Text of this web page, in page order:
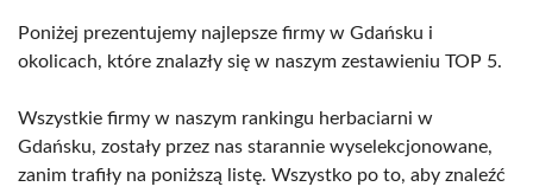
Poniżej prezentujemy najlepsze firmy w Gdańsku i
okolicach, które znalazły się w naszym zestawieniu TOP 5.
Wszystkie firmy w naszym rankingu herbaciarni w
Gdańsku, zostały przez nas starannie wyselekcjonowane,
zanim trafiły na poniższą listę. Wszystko po to, aby znaleźć